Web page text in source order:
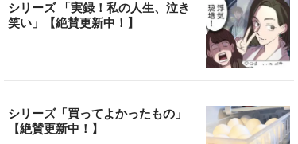
シリーズ 「実録！私の人生、泣き
笑い」【絶賛更新中！】
シリーズ「買ってよかったもの」
【絶賛更新中！】